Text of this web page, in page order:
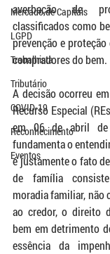
Mercado de Capitais
LGPD
Trabalhista
Tributário
COVID-19
Reconhecimento
Eventos
averbação de
classificados como
prevenção e
compradores do bem.
A decisão ocorreu
Recurso Especial
em 06 de abril
fundamenta o
é justamente o fato
de família
moradia familiar, não
ao credor, o direito
bem em detrimento
essência da